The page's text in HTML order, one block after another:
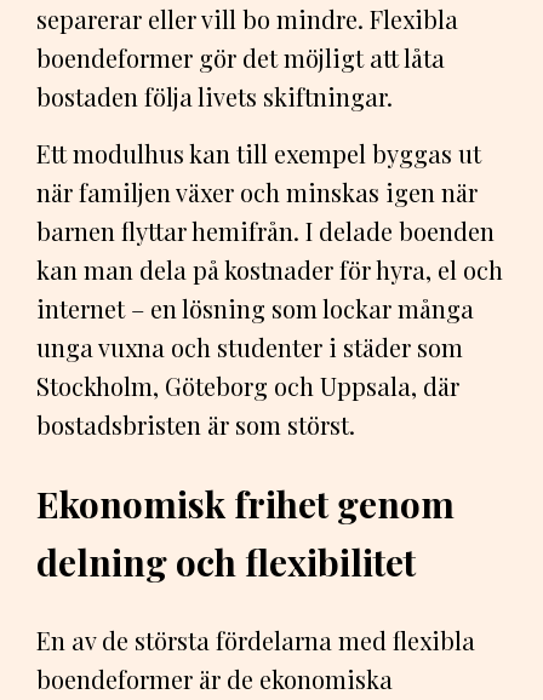
separerar eller vill bo mindre. Flexibla
boendeformer gör det möjligt att låta
bostaden följa livets skiftningar.
Ett modulhus kan till exempel byggas ut
när familjen växer och minskas igen när
barnen flyttar hemifrån. I delade boenden
kan man dela på kostnader för hyra, el och
internet – en lösning som lockar många
unga vuxna och studenter i städer som
Stockholm, Göteborg och Uppsala, där
bostadsbristen är som störst.
Ekonomisk frihet genom
delning och flexibilitet
En av de största fördelarna med flexibla
boendeformer är de ekonomiska